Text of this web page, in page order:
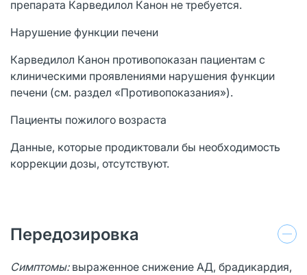
препарата Карведилол Канон не требуется.
Нарушение функции печени
Карведилол Канон противопоказан пациентам с
клиническими проявлениями нарушения функции
печени (см. раздел «Противопоказания»).
Пациенты пожилого возраста
Данные, которые продиктовали бы необходимость
коррекции дозы, отсутствуют.
Передозировка
Симптомы:выраженное снижение АД, брадикардия,